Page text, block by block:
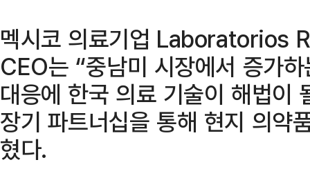
멕시코 의료기업 Laboratorios
CEO는 “중남미 시장에서 증가
대응에 한국 의료 기술이 해법이
장기 파트너십을 통해 현지 의약
혔다.